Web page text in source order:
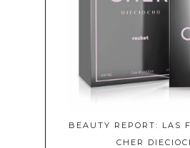
BEAUTY REPORT: LAS
CHER